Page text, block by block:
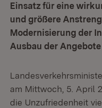
Einsatz für eine
und größere
Modernisierung der
Ausbau der
am Mittwoch, 5. April
die Unzufriedenheit